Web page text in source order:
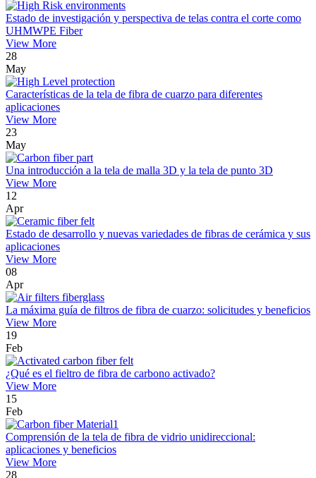
Estado de investigación y perspectiva de telas contra el corte como
UHMWPE Fiber
View More
28
May
Características de la tela de fibra de cuarzo para diferentes
aplicaciones
View More
23
May
Una introducción a la tela de malla 3D y la tela de punto 3D
View More
12
Apr
Estado de desarrollo y nuevas variedades de fibras de cerámica y sus
aplicaciones
View More
08
Apr
La máxima guía de filtros de fibra de cuarzo: solicitudes y beneficios
View More
19
Feb
¿Qué es el fieltro de fibra de carbono activado?
View More
15
Feb
Comprensión de la tela de fibra de vidrio unidireccional:
aplicaciones y beneficios
View More
28